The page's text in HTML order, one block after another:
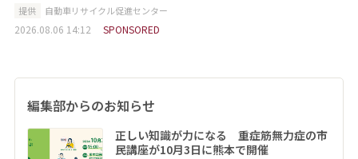
提供 自動車リサイクル促進センター
2026.08.06 14:12 SPONSORED
編集部からのお知らせ
正しい知識が力になる 重症筋無力症の市
民講座が10月3日に熊本で開催